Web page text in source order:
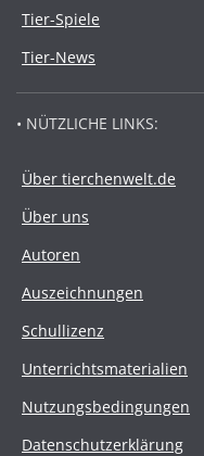
Tier-Spiele
Tier-News
• NÜTZLICHE LINKS:
Über tierchenwelt.de
Über uns
Autoren
Auszeichnungen
Schullizenz
Unterrichtsmaterialien
Nutzungsbedingungen
Datenschutzerklärung